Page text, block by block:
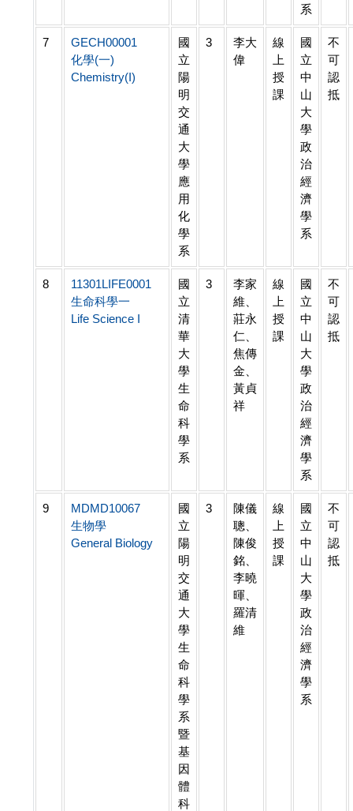
系
7
GECH00001
化學(一)
Chemistry(I)
國
立
陽
明
交
通
大
學
應
用
化
學
系
3
李大
偉
線
上
授
課
國
立
中
山
大
學
政
治
經
濟
學
系
不
可
認
抵
8
11301LIFE0001
生命科學一
Life Science I
國
立
清
華
大
學
生
命
科
學
系
3
李家
維、
莊永
仁、
焦傳
金、
黃貞
祥
線
上
授
課
國
立
中
山
大
學
政
治
經
濟
學
系
不
可
認
抵
9
MDMD10067
生物學
General Biology
國
立
陽
明
交
通
大
學
生
命
科
學
系
暨
基
因
體
科
3
陳儀
聰、
陳俊
銘、
李曉
暉、
羅清
維
線
上
授
課
國
立
中
山
大
學
政
治
經
濟
學
系
不
可
認
抵